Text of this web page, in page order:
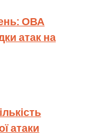
ОВА
атак на
атаки